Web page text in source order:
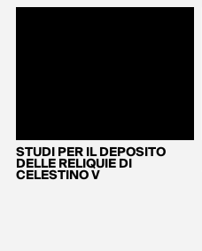
STUDI PER IL DEPOSITO
DELLE RELIQUIE DI
CELESTINO V